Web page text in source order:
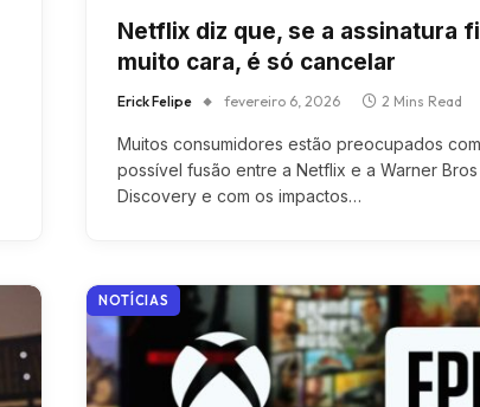
Netflix diz que, se a assinatura
muito cara, é só cancelar
Erick Felipe fevereiro 6, 2026 2 Mins Read
Muitos consumidores estão preocupados
possível fusão entre a Netflix e a Warner Bros
Discovery e com os impactos…
NOTÍCIAS